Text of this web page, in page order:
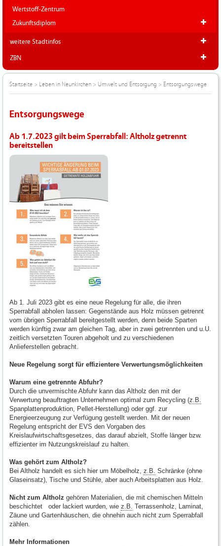
Wertstoff-Zentrum
Zukunftsdiplom
weitere Stadtinfos
ZBN
Startseite > Leben in Neunkirchen > Umwelt und Entsorgung > Entsorgungswege
Entsorgungswege
Ab 1.7.2023 gilt beim Sperrabfall: Altholz getrennt
bereitstellen
Ab 1. Juli 2023 gibt es eine neue Regelung für alle, die ihren
Sperrabfall abholen lassen: Gegenstände aus Holz müssen getrennt
vom übrigen Sperrabfall bereitgestellt werden, denn beide Sparten
werden künftig zwar am gleichen Tag, aber in zwei getrennten und u.U.
zeitlich versetzten Touren abgeholt und zu verschiedenen
Anlieferstellen gebracht.
Neue Regelung sorgt für effizientere Verwertungsmöglichkeiten
Warum eine getrennte Abfuhr?
Durch die unvermischte Abfuhr kann das Altholz den mit der
Verwertung beauftragten Unternehmen optimal zum Recycling (z.B.
Spanplattenproduktion, Pellet-Herstellung) oder ggf. zur
Energieerzeugung zur Verfügung gestellt werden. Mit der neuen
Regelung entspricht der EVS den Vorgaben des
Kreislaufwirtschaftsgesetzes, das darauf abzielt, Stoffe länger bzw.
effizienter im Nutzungskreislauf zu halten.
Was gehört zum Altholz?
Bei Altholz handelt es sich hier um Möbelholz, z.B. Schränke (ohne
Glaseinsatz), Tische und Stühle, aber auch Arbeitsplatten aus Holz.
Nicht zum Altholz gehören Materialien, die mit chemischen Mitteln
beschichtet oder lackiert wurden, wie z.B. Terrassenholz, Laminat,
Zäune und Gartenhäuschen, die ohnehin auch nicht zum Sperrabfall
zählen.
Mehr Informationen